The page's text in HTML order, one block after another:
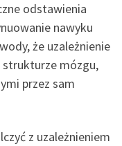
odstawienia
nawyku
że uzależnienie
strukturze mózgu,
przez sam
z uzależnieniem